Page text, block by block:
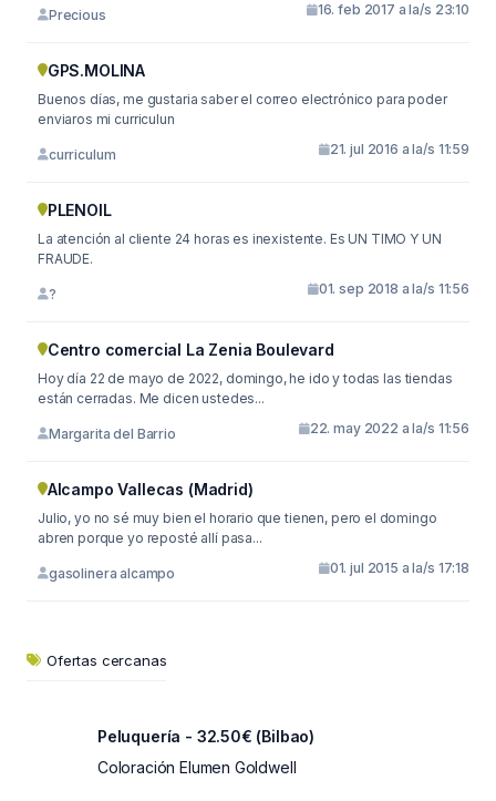
Precious 16. feb 2017 a la/s 23:10
GPS.MOLINA
Buenos días, me gustaria saber el correo electrónico para poder
enviaros mi curriculun
curriculum 21. jul 2016 a la/s 11:59
PLENOIL
La atención al cliente 24 horas es inexistente. Es UN TIMO Y UN
FRAUDE.
? 01. sep 2018 a la/s 11:56
Centro comercial La Zenia Boulevard
Hoy día 22 de mayo de 2022, domingo, he ido y todas las tiendas
están cerradas. Me dicen ustedes...
Margarita del Barrio 22. may 2022 a la/s 11:56
Alcampo Vallecas (Madrid)
Julio, yo no sé muy bien el horario que tienen, pero el domingo
abren porque yo reposté allí pasa...
gasolinera alcampo 01. jul 2015 a la/s 17:18
Ofertas cercanas
Peluquería - 32.50€ (Bilbao)
Coloración Elumen Goldwell